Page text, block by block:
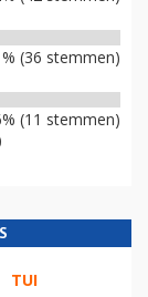
(36 stemmen)
(11 stemmen)
TUI